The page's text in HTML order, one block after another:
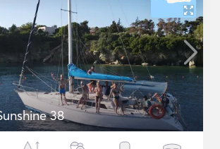
38